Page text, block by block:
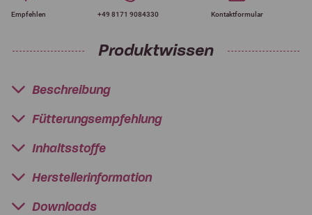
Empfehlen +49 8171 9084330 Kontaktformular
Produktwissen
Beschreibung
Fütterungsempfehlung
Inhaltsstoffe
Herstellerinformation
Downloads